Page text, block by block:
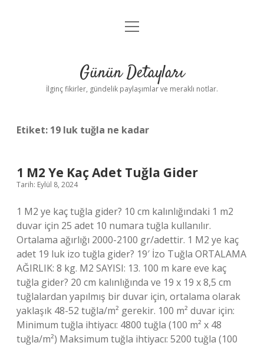
Gizlilik Politikası
Yasal Uyarı
menüyü
Günün Detayları
İlginç fikirler, gündelik paylaşımlar ve meraklı notlar.
Etiket: 19 luk tuğla ne kadar
1 M2 Ye Kaç Adet Tuğla Gider
Tarih: Eylül 8, 2024
1 M2 ye kaç tuğla gider? 10 cm kalınlığındaki 1 m2
duvar için 25 adet 10 numara tuğla kullanılır.
Ortalama ağırlığı 2000-2100 gr/adettir. 1 M2 ye kaç
adet 19 luk izo tuğla gider? 19′ İzo Tuğla ORTALAMA
AĞIRLIK: 8 kg. M2 SAYISI: 13. 100 m kare eve kaç
tuğla gider? 20 cm kalınlığında ve 19 x 19 x 8,5 cm
tuğlalardan yapılmış bir duvar için, ortalama olarak
yaklaşık 48-52 tuğla/m² gerekir. 100 m² duvar için:
Minimum tuğla ihtiyacı: 4800 tuğla (100 m² x 48
tuğla/m²) Maksimum tuğla ihtiyacı: 5200 tuğla (100